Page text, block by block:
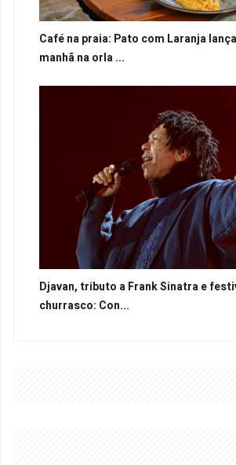
Café na praia: Pato com Laranja
manhã na orla ...
Djavan, tributo a Frank Sinatra e
churrasco: Con...